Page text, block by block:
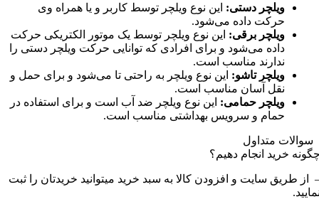
ویلچر دستی: این نوع ویلچر توسط کاربر و یا همراه وی
حرکت داده می‌شود.
ویلچر برقی: این نوع ویلچر توسط یک موتور الکتریکی حرکت
داده می‌شود و برای افرادی که توانایی حرکت ویلچر دستی را
ندارند مناسب است.
ویلچر تاشو: این نوع ویلچر به راحتی تا می‌شود و برای حمل و
نقل آسان مناسب است.
ویلچر حمامی: این نوع ویلچر ضد آب است و برای استفاده در
حمام و سرویس بهداشتی مناسب است.
سوالات متداول
خرید انجام دهیم؟
از طریق سایت و افزودن کالا به سبد خرید میتوانید خریدتان را ثبت